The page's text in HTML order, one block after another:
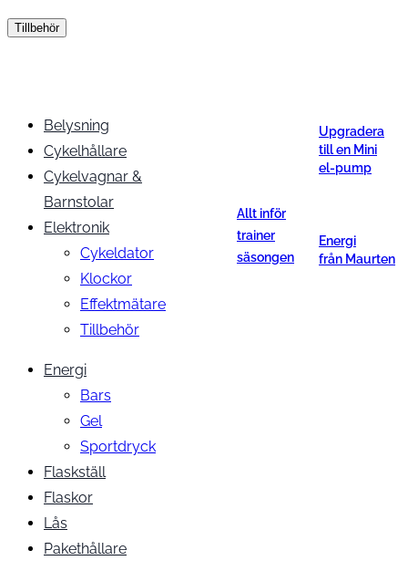
Tillbehör
Belysning
Cykelhållare
Cykelvagnar &
Barnstolar
Elektronik
Cykeldator
Klockor
Effektmätare
Tillbehör
Energi
Bars
Gel
Sportdryck
Flaskställ
Flaskor
Lås
Pakethållare
Allt inför
trainer
säsongen
Upgradera
till en Mini
el-pump
Energi
från Maurten